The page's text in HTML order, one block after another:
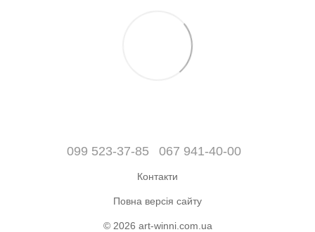
099 523-37-85 067 941-40-00
Контакти
Повна версія сайту
© 2026 art-winni.com.ua